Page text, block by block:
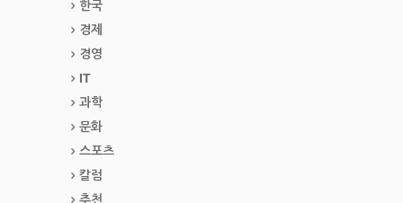
한국
경제
경영
IT
과학
문화
스포츠
칼럼
추천